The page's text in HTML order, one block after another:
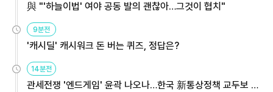
與 "'하늘이법' 여야 공동 발의 괜찮아…그것이 협치"
9분전
'캐시딜' 캐시워크 돈 버는 퀴즈, 정답은?
14분전
관세전쟁 '엔드게임' 윤곽 나오나…한국 新통상정책 교두보 활